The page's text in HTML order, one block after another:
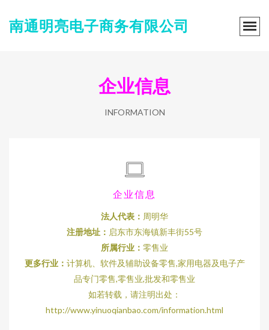
南通明亮电子商务有限公司
企业信息
INFORMATION
企业信息
法人代表： 周明华
注册地址： 启东市东海镇新丰街55号
所属行业： 零售业
更多行业： 计算机、软件及辅助设备零售,家用电器及电子产
品专门零售,零售业,批发和零售业
如若转载，请注明出处：
http://www.yinuoqianbao.com/information.html